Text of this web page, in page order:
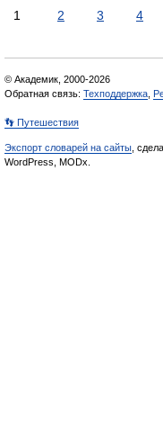
1 2 3 4
© Академик, 2000-2026
Обратная связь: Техподдержка
👣 Путешествия
Экспорт словарей на сайты ,
WordPress, MODx.